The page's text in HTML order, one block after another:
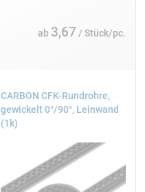
ab 3,67 / Stück/pc.
CARBON CFK-Rundrohre,
gewickelt 0°/90°, Leinwand
(1k)